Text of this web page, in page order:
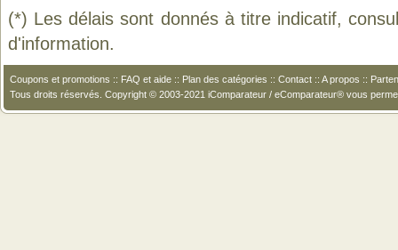
(*) Les délais sont donnés à titre indicatif,
d'information.
Coupons et promotions :: FAQ et aide :: Plan des catégories :: Contact :: A propos ::
Tous droits réservés. Copyright © 2003-2021 iComparateur / eComparateur® vous